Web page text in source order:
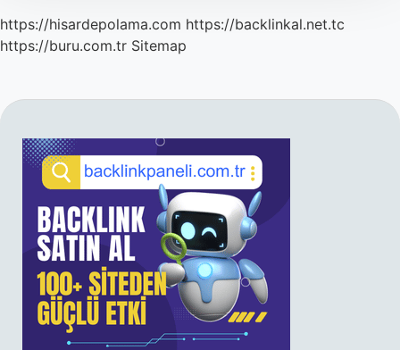
https://hisardepolama.com https://backlinkal.net.tc
https://buru.com.tr Sitemap
SIDEBAR